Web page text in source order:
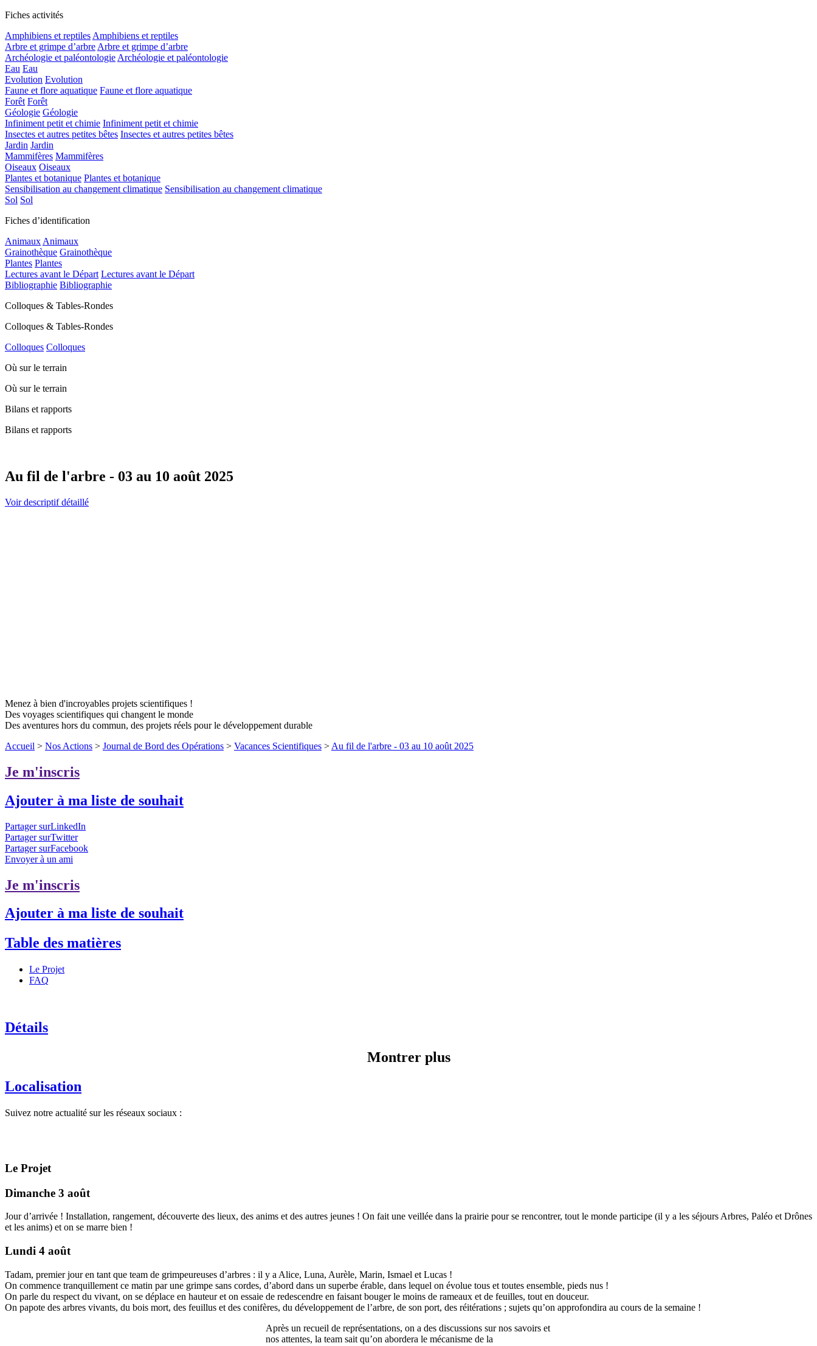
Fiches activités
Amphibiens et reptiles Amphibiens et reptiles
Arbre et grimpe d’arbre Arbre et grimpe d’arbre
Archéologie et paléontologie Archéologie et paléontologie
Eau Eau
Evolution Evolution
Faune et flore aquatique Faune et flore aquatique
Forêt Forêt
Géologie Géologie
Infiniment petit et chimie Infiniment petit et chimie
Insectes et autres petites bêtes Insectes et autres petites bêtes
Jardin Jardin
Mammifères Mammifères
Oiseaux Oiseaux
Plantes et botanique Plantes et botanique
Sensibilisation au changement climatique Sensibilisation au changement climatique
Sol Sol
Fiches d’identification
Animaux Animaux
Grainothèque Grainothèque
Plantes Plantes
Lectures avant le Départ Lectures avant le Départ
Bibliographie Bibliographie
Colloques & Tables-Rondes
Colloques & Tables-Rondes
Colloques Colloques
Où sur le terrain
Où sur le terrain
Bilans et rapports
Bilans et rapports
Au fil de l'arbre - 03 au 10 août 2025
Voir descriptif détaillé
Menez à bien d'incroyables projets scientifiques !
Des voyages scientifiques qui changent le monde
Des aventures hors du commun, des projets réels pour le développement durable
Accueil > Nos Actions > Journal de Bord des Opérations > Vacances Scientifiques > Au fil de l'arbre - 03 au 10 août 2025
Je m'inscris
Ajouter à ma liste de souhait
Partager surLinkedIn
Partager surTwitter
Partager surFacebook
Envoyer à un ami
Je m'inscris
Ajouter à ma liste de souhait
Table des matières
Le Projet
FAQ
Détails
Montrer plus
Localisation
Suivez notre actualité sur les réseaux sociaux :
Le Projet
Dimanche 3 août
Jour d’arrivée ! Installation, rangement, découverte des lieux, des anims et des autres jeunes ! On fait une veillée dans la prairie pour se rencontrer, tout le monde participe (il y a les séjours Arbres, Paléo et Drônes
et les anims) et on se marre bien !
Lundi 4 août
Tadam, premier jour en tant que team de grimpeureuses d’arbres : il y a Alice, Luna, Aurèle, Marin, Ismael et Lucas !
On commence tranquillement ce matin par une grimpe sans cordes, d’abord dans un superbe érable, dans lequel on évolue tous et toutes ensemble, pieds nus !
On parle du respect du vivant, on se déplace en hauteur et on essaie de redescendre en faisant bouger le moins de rameaux et de feuilles, tout en douceur.
On papote des arbres vivants, du bois mort, des feuillus et des conifères, du développement de l’arbre, de son port, des réitérations ; sujets qu’on approfondira au cours de la semaine !
Après un recueil de représentations, on a des discussions sur nos savoirs et
nos attentes, la team sait qu’on abordera le mécanisme de la